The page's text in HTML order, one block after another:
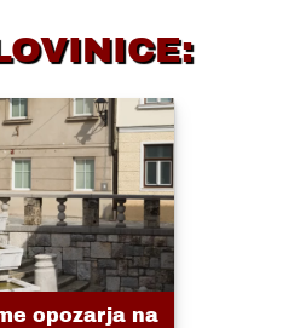
opozarja na